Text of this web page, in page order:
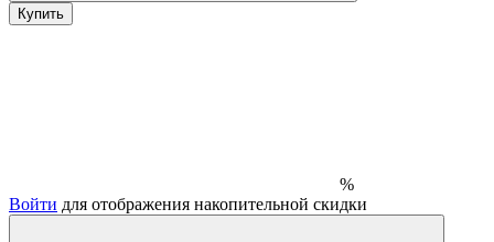
Купить
%
Войти для отображения накопительной скидки